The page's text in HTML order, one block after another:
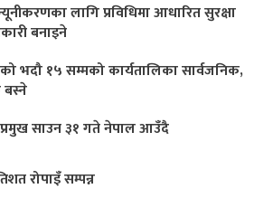
लागि प्रविधिमा आधारित सुरक्षा
बनाइने
भदौ १५ सम्मको कार्यतालिका सार्वजनिक,
साउन ३१ गते नेपाल आउँदै
रोपाइँ सम्पन्न